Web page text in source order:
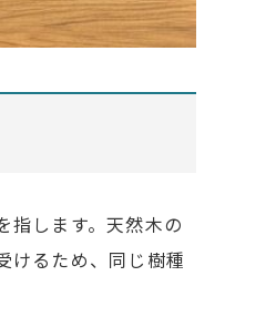
指します。天然木の
けるため、同じ樹種